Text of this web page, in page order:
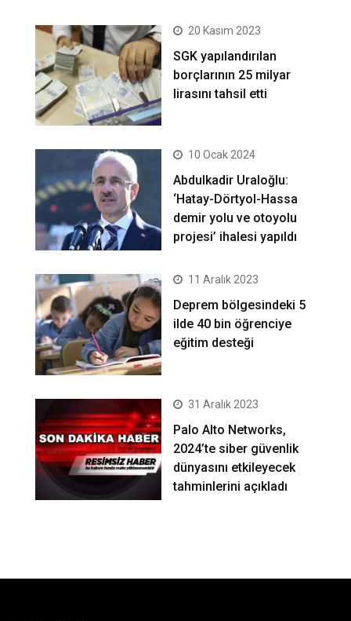
20 Kasım 2023
SGK yapılandırılan
borçlarının 25 milyar
lirasını tahsil etti
10 Ocak 2024
Abdulkadir Uraloğlu:
‘Hatay-Dörtyol-Hassa
demir yolu ve otoyolu
projesi’ ihalesi yapıldı
11 Aralık 2023
Deprem bölgesindeki 5
ilde 40 bin öğrenciye
eğitim desteği
31 Aralık 2023
Palo Alto Networks,
2024’te siber güvenlik
dünyasını etkileyecek
tahminlerini açıkladı